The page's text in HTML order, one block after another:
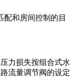
配和房间控制的目
力损失按组合式水
流量调节阀的设定